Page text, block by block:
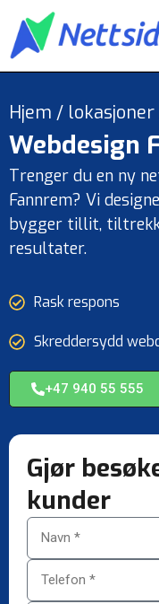
Hjem / lokasjoner
Webdesign
Trenger du en ny
Fannrem? Vi
bygger tillit,
resultater.
Rask respons
Skreddersydd
+47 940 55 555
Gjør
kunder